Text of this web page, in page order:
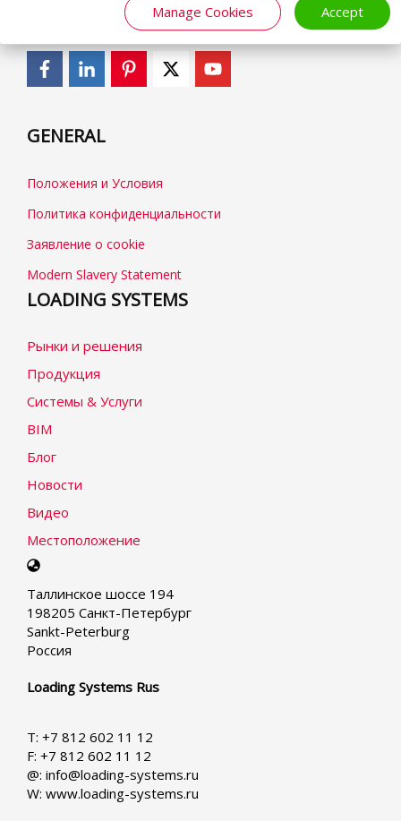
Manage Cookies Accept
СОЦИАЛЬНЫЕ МЕДИА
GENERAL
Положения и Условия
Политика конфиденциальности
Заявление о cookie
Modern Slavery Statement
LOADING SYSTEMS
Рынки и решения
Продукция
Системы & Услуги
BIM
Блог
Новости
Видео
Местоположение
Select
language
Таллинское шоссе 194
198205 Санкт-Петербург
Sankt-Peterburg
Россия
Loading Systems Rus
T: +7 812 602 11 12
F: +7 812 602 11 12
@: info@loading-systems.ru
W: www.loading-systems.ru